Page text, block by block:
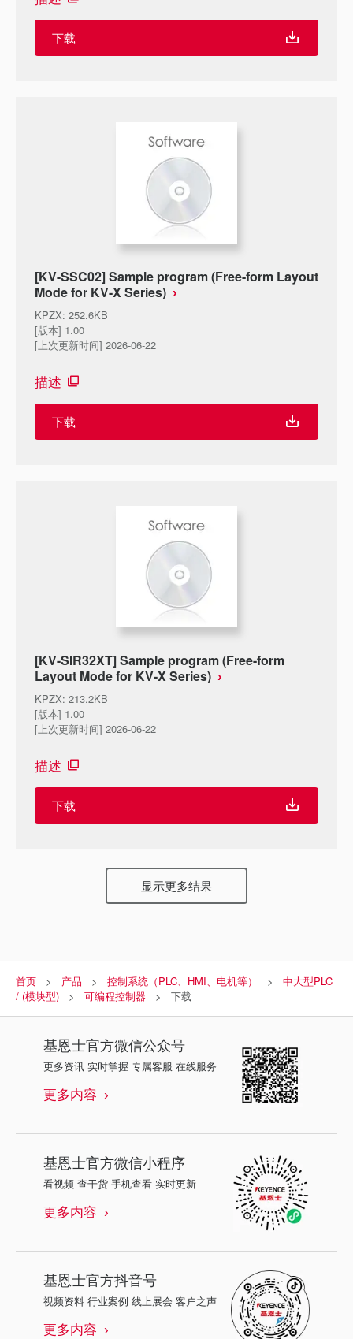
下载
[KV-SSC02] Sample program (Free-form Layout
Mode for KV-X Series)
KPZX: 252.6KB
[版本] 1.00
[上次更新时间] 2026-06-22
描述
下载
[KV-SIR32XT] Sample program (Free-form
Layout Mode for KV-X Series)
KPZX: 213.2KB
[版本] 1.00
[上次更新时间] 2026-06-22
描述
下载
显示更多结果
首页 产品 控制系统（PLC、HMI、电机等）
中大型PLC
/ (模块型)
可编程控制器 下载
基恩士官方微信公众号
更多资讯 实时掌握 专属客服 在线服务
更多内容
基恩士官方微信小程序
看视频 查干货 手机查看 实时更新
更多内容
基恩士官方抖音号
视频资料 行业案例 线上展会 客户之声
更多内容